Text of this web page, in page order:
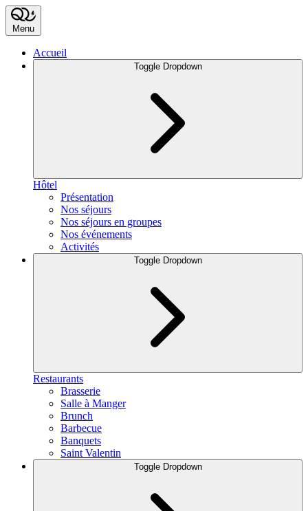
Menu
Accueil
Toggle Dropdown
Hôtel
Présentation
Nos séjours
Nos séjours en groupes
Nos événements
Activités
Toggle Dropdown
Restaurants
Brasserie
Salle à Manger
Brunch
Barbecue
Banquets
Saint Valentin
Toggle Dropdown